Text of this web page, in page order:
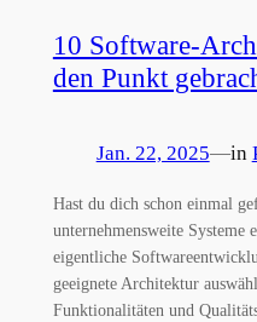
10 Software-
den Punkt
Jan. 22, 2025—in
Hast du dich schon einmal
unternehmensweite Systeme
eigentliche
geeignete Architektur
Funktionalitäten und